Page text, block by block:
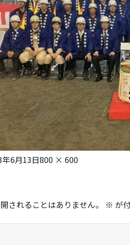
年6月13日フ
ズ
800 × 600
されることはありません。 ※ が